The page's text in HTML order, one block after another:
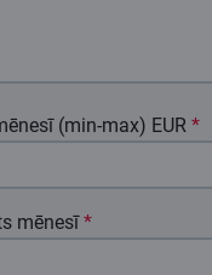
(min-max) EUR *
mēnesī *